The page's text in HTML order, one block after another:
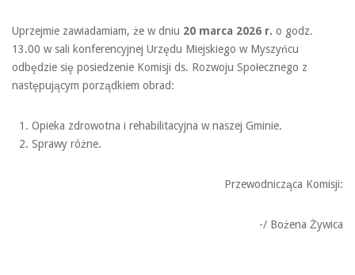
Uprzejmie zawiadamiam, że w dniu 20 marca 2026 r. o godz.
13.00 w sali konferencyjnej Urzędu Miejskiego w Myszyńcu
odbędzie się posiedzenie Komisji ds. Rozwoju Społecznego z
następującym porządkiem obrad:
Opieka zdrowotna i rehabilitacyjna w naszej Gminie.
Sprawy różne.
Przewodnicząca Komisji:
-/ Bożena Żywica